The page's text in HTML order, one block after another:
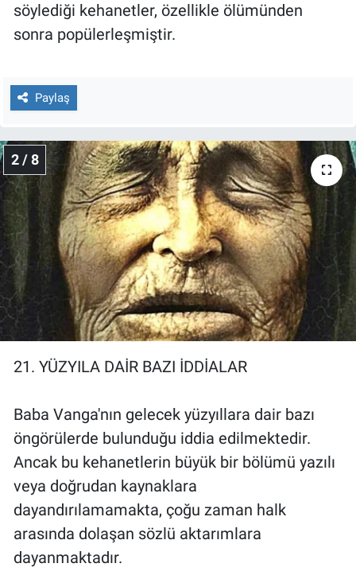
söylediği kehanetler, özellikle ölümünden
sonra popülerleşmiştir.
Paylaş
2 / 8
21. YÜZYILA DAİR BAZI İDDİALAR
Baba Vanga'nın gelecek yüzyıllara dair bazı
öngörülerde bulunduğu iddia edilmektedir.
Ancak bu kehanetlerin büyük bir bölümü yazılı
veya doğrudan kaynaklara
dayandırılamamakta, çoğu zaman halk
arasında dolaşan sözlü aktarımlara
dayanmaktadır.
Programlar
Spor
Teknoloji
Türkiye'nin Geleceği
Türkiye'nin Gündemi
Yerel Gündem
Yerel Yaşam
Canlı Yayın